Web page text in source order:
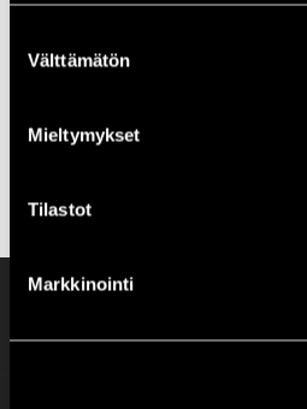
valinta
Välttämätön
Mieltymykset
Tilastot
Markkinointi